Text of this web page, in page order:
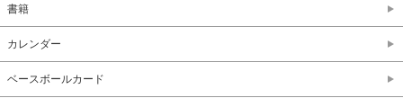
書籍
カレンダー
ベースボールカード